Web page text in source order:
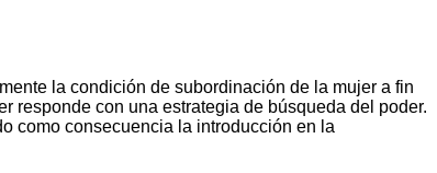
la condición de subordinación de la mujer a fin
responde con una estrategia de búsqueda del poder.
como consecuencia la introducción en la